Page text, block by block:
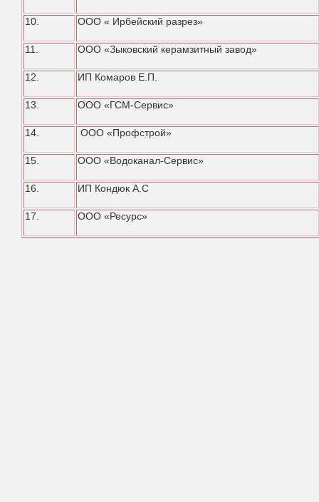
10. ООО « Ирбейский разрез»
11. ООО «Зыковский керамзитный завод»
12. ИП Комаров Е.П.
13. ООО «ГСМ-Сервис»
14. ООО «Профстрой»
15. ООО «Водоканал-Сервис»
16. ИП Кондюк А.С
17. ООО «Ресурс»